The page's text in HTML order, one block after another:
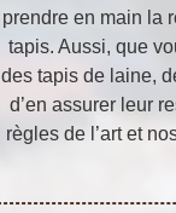
prendre en main la
tapis. Aussi, que
des tapis de laine,
d’en assurer leur
règles de l’art et